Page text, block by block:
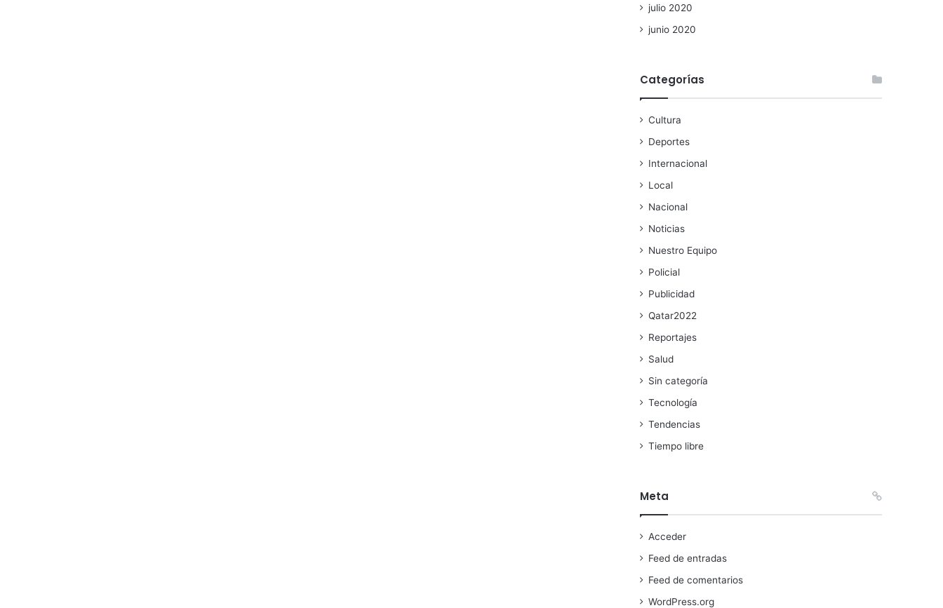
julio 2020
junio 2020
Categorías
Cultura
Deportes
Internacional
Local
Nacional
Noticias
Nuestro Equipo
Policial
Publicidad
Qatar2022
Reportajes
Salud
Sin categoría
Tecnología
Tendencias
Tiempo libre
Meta
Acceder
Feed de entradas
Feed de comentarios
WordPress.org